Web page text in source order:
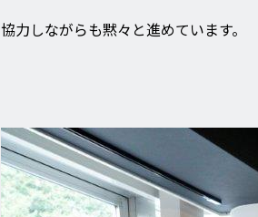
協力しながらも黙々と進めています。